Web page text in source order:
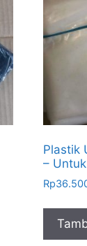
Plastik
–
Rp